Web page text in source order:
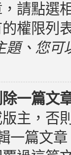
請點選
權限列
題、您
一篇文
主，否
一篇文章